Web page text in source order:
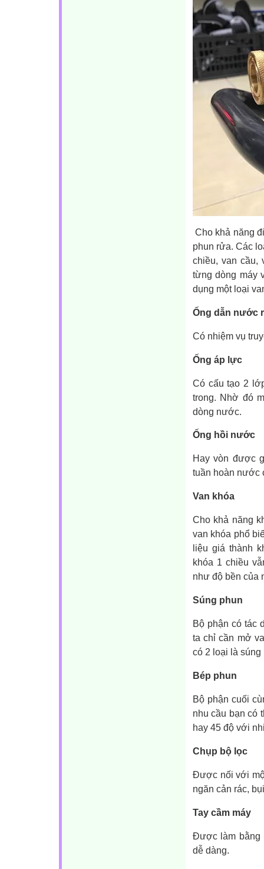
Cho khả năng
phun rửa. Các
chiều, van cầu,
từng dòng máy
dụng một loại
Ống dẫn nước
Có nhiệm vụ
Ống áp lực
Có cấu tạo 2
trong. Nhờ đó
dòng nước.
Ống hồi nước
Hay vòn được
tuần hoàn nước
Van khóa
Cho khả năng
van khóa phổ
liệu giá thành
khóa 1 chiều
như độ bền của
Súng phun
Bộ phận có tác
ta chỉ cần mở
có 2 loại là
Bép phun
Bộ phận cuối
nhu cầu bạn có
hay 45 độ với
Chụp bộ lọc
Được nối với
ngăn cản rác,
Tay cầm máy
Được làm bằng
dễ dàng.